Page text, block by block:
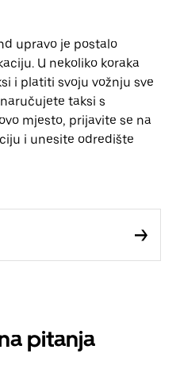
upravo je postalo
U nekoliko koraka
i platiti svoju vožnju sve
taksi s
mjesto, prijavite se na
i unesite odredište
pitanja